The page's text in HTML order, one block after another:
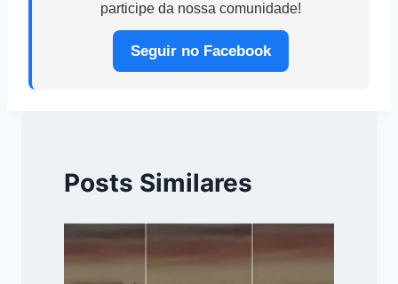
participe da nossa comunidade!
Seguir no Facebook
Posts Similares